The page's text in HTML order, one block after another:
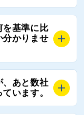
合った工事業者を
ます。
選定いただく必要
を基準に比
分かりませ
すが、価格はもち
者の人柄や社歴、
どを各社で比較
、あと数社
います。